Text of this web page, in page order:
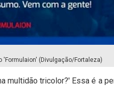
'Formulaion' (Divulgação/Fortaleza)
multidão tricolor?' Essa é a